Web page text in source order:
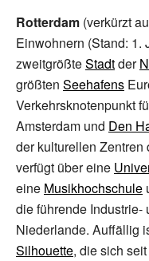
Rotterdam (verkürzt
Einwohnern (Stand: 1.
zweitgrößteStadtder
größten Seehafens
Verkehrsknotenpunkt
Amsterdam und Den
der kulturellen
verfügt über eine
eine Musikhochschule
die führende Industrie-
Niederlande. Auffällig
Silhouette, die sich